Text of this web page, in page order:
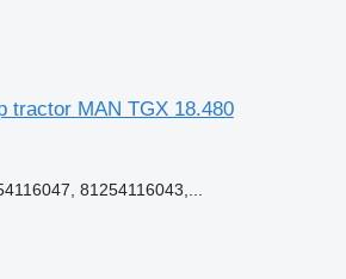
tractor MAN TGX 18.480
81254116043,...